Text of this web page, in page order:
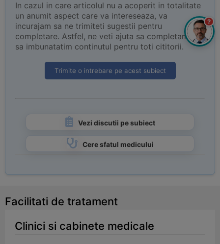
In cazul in care articolul nu a acoperit in totalitate
un anumit aspect care va intereseaza, va
incurajam sa ne trimiteti sugestii pentru
completare. Astfel, ne veti ajuta sa completam si
sa imbunatatim continutul pentru toti cititorii.
Trimite o intrebare pe acest subiect
Vezi discutii pe subiect
Cere sfatul medicului
Facilitati de tratament
Clinici si cabinete medicale
?